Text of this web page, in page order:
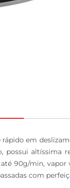
em
altíssima
90g/min,
com